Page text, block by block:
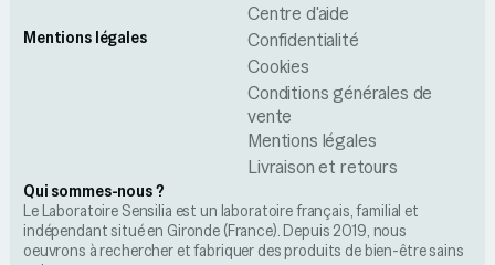
Centre d'aide
Mentions légales
Confidentialité
Cookies
Conditions générales de
vente
Mentions légales
Livraison et retours
Qui sommes-nous ?
Le Laboratoire Sensilia est un laboratoire français, familial et
indépendant situé en Gironde (France). Depuis 2019, nous
oeuvrons à rechercher et fabriquer des produits de bien-être sains